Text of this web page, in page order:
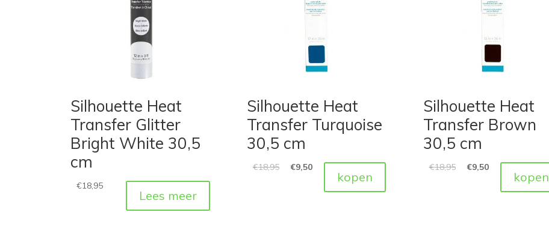
Silhouette Heat
Transfer Glitter
Bright White 30,5
cm
€18,95
Lees meer
Silhouette Heat
Transfer Turquoise
30,5 cm
€18,95 €9,50
kopen
Silhouette Heat
Transfer Brown
30,5 cm
€18,95 €9,50
kopen